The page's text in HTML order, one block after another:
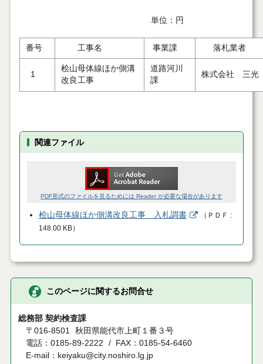
単位：円
番号 工事名 事業課 落札業者
1
桧山母体線ほか側溝
改良工事
道路河川
課
株式会社 三光
関連ファイル
PDF形式のファイルを見るためには Reader が必要な場合があります
桧山母体線ほか側溝改良工事 入札調書 （ ＰＤＦ
148.00 KB）
このページに関するお問合せ
総務部 契約検査課
〒016-8501 秋田県能代市上町１番３号
電話：0185-89-2222
FAX：0185-54-6460
E-mail：keiyaku@city.noshiro.lg.jp